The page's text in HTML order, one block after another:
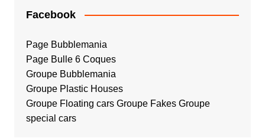
Facebook
Page Bubblemania
Page Bulle 6 Coques
Groupe Bubblemania
Groupe Plastic Houses
Groupe Floating cars Groupe Fakes Groupe
special cars